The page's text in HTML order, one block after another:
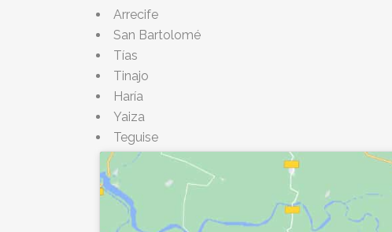
Arrecife
San Bartolomé
Tías
Tinajo
Haría
Yaiza
Teguise